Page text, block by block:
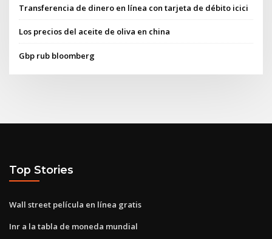
Transferencia de dinero en línea con tarjeta de débito icici
Los precios del aceite de oliva en china
Gbp rub bloomberg
Top Stories
Wall street película en línea gratis
Inr a la tabla de moneda mundial